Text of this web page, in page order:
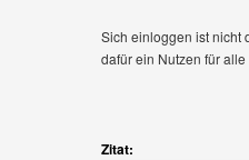
Sich einloggen ist nicht
dafür ein Nutzen für
Zitat: